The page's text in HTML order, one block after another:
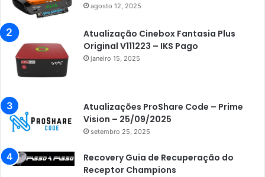
agosto 12, 2025
Atualização Cinebox Fantasia Plus
Original V111223 – IKS Pago
janeiro 15, 2025
Atualizações ProShare Code – Prime
Vision – 25/09/2025
setembro 25, 2025
Recovery Guia de Recuperação do
Receptor Champions